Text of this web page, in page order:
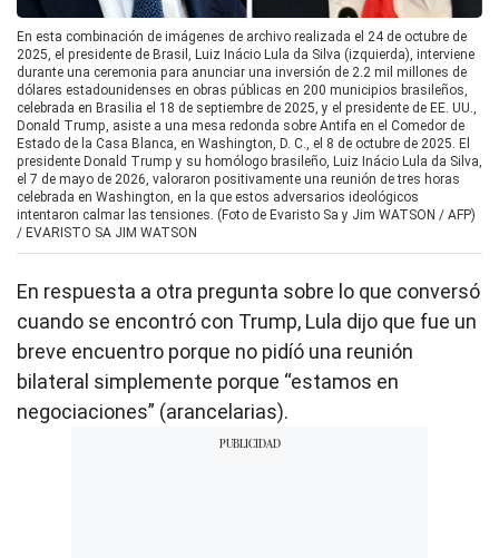
En esta combinación de imágenes de archivo realizada el 24 de octubre de
2025, el presidente de Brasil, Luiz Inácio Lula da Silva (izquierda), interviene
durante una ceremonia para anunciar una inversión de 2.2 mil millones de
dólares estadounidenses en obras públicas en 200 municipios brasileños,
celebrada en Brasilia el 18 de septiembre de 2025, y el presidente de EE. UU.,
Donald Trump, asiste a una mesa redonda sobre Antifa en el Comedor de
Estado de la Casa Blanca, en Washington, D. C., el 8 de octubre de 2025. El
presidente Donald Trump y su homólogo brasileño, Luiz Inácio Lula da Silva,
el 7 de mayo de 2026, valoraron positivamente una reunión de tres horas
celebrada en Washington, en la que estos adversarios ideológicos
intentaron calmar las tensiones. (Foto de Evaristo Sa y Jim WATSON / AFP)
/ EVARISTO SA JIM WATSON
En respuesta a otra pregunta sobre lo que conversó
cuando se encontró con Trump, Lula dijo que fue un
breve encuentro porque no pidíó una reunión
bilateral simplemente porque “estamos en
negociaciones” (arancelarias).